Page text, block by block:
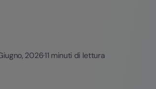
2026·11 minuti di lettura